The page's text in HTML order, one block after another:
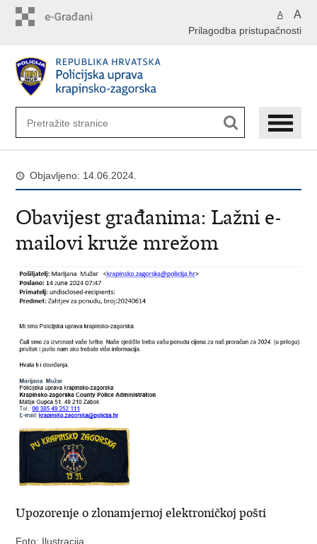
A A
Prilagodba pristupačnosti
Objavljeno: 14.06.2024.
Obavijest građanima: Lažni e-
mailovi kruže mrežom
Upozorenje o zlonamjernoj elektroničkoj pošti
Foto: Ilustracija